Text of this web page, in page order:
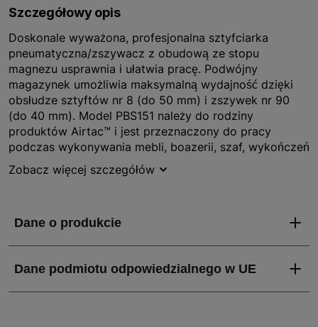
Szczegółowy opis
Doskonale wyważona, profesjonalna sztyfciarka
pneumatyczna/zszywacz z obudową ze stopu
magnezu usprawnia i ułatwia pracę. Podwójny
magazynek umożliwia maksymalną wydajność dzięki
obsłudze sztyftów nr 8 (do 50 mm) i zszywek nr 90
(do 40 mm). Model PBS151 należy do rodziny
produktów Airtac™ i jest przeznaczony do pracy
podczas wykonywania mebli, boazerii, szaf, wykończeń
i listew ozdobnych. Wygodny uchwyt i mechanizm
regulacji głębokości umożliwiają uzyskanie optymalnej
załadunku, obrotowy wyrzut powietrza 360° usuwajacy
solidnej walizce z niezbędnym wyposażeniem.
Zobacz więcej szczegółów